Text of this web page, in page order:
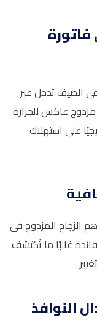
فاتورة
الصيف تدخل عبر
مزدوج عاكس للحرارة
على استهلاك
الزجاج المزدوج في
غالبًا ما تُكتشف
النوافذ